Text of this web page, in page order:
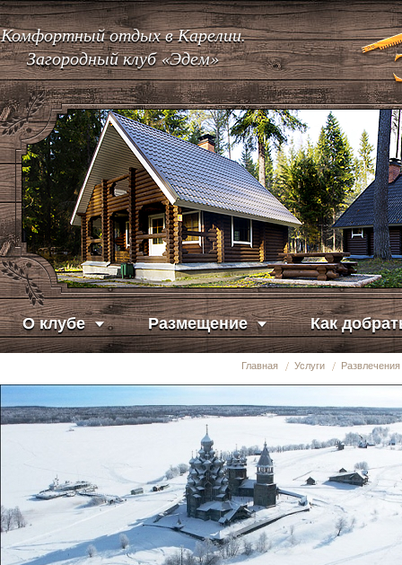
Комфортный отдых в Карелии.
Загородный клуб «Эдем»
О клубе Размещение Как
Главная Услуги